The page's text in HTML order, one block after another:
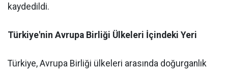
kaydedildi.
Türkiye'nin Avrupa Birliği Ülkeleri İçindeki Yeri
Türkiye, Avrupa Birliği ülkeleri arasında doğurganlık